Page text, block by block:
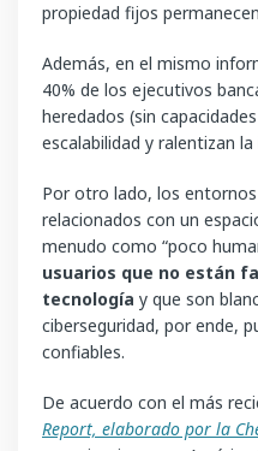
propiedad fijos
Además, en el mismo
40% de los ejecutivos
heredados (sin
escalabilidad y ralentizan la
Por otro lado, los
relacionados con un
menudo como “poco
usuarios que no están
tecnología y que son
ciberseguridad, por ende,
confiables.
De acuerdo con el más
Report, elaborado por la